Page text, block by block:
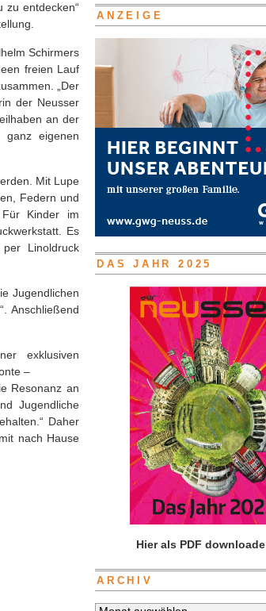
zu entdecken“
Schirmers
freien Lauf
„Der
der Neusser
an der
eigenen
Mit Lupe
Fe­dern und
Kinder im
Es
Li­noldruck
Jugendlichen
An­schließend
exklusiven
–
Resonanz an
Jugendliche
Daher
nach Hause
ANZEIGE
DAS JAHR 2025
Hier als PDF
ARCHIV